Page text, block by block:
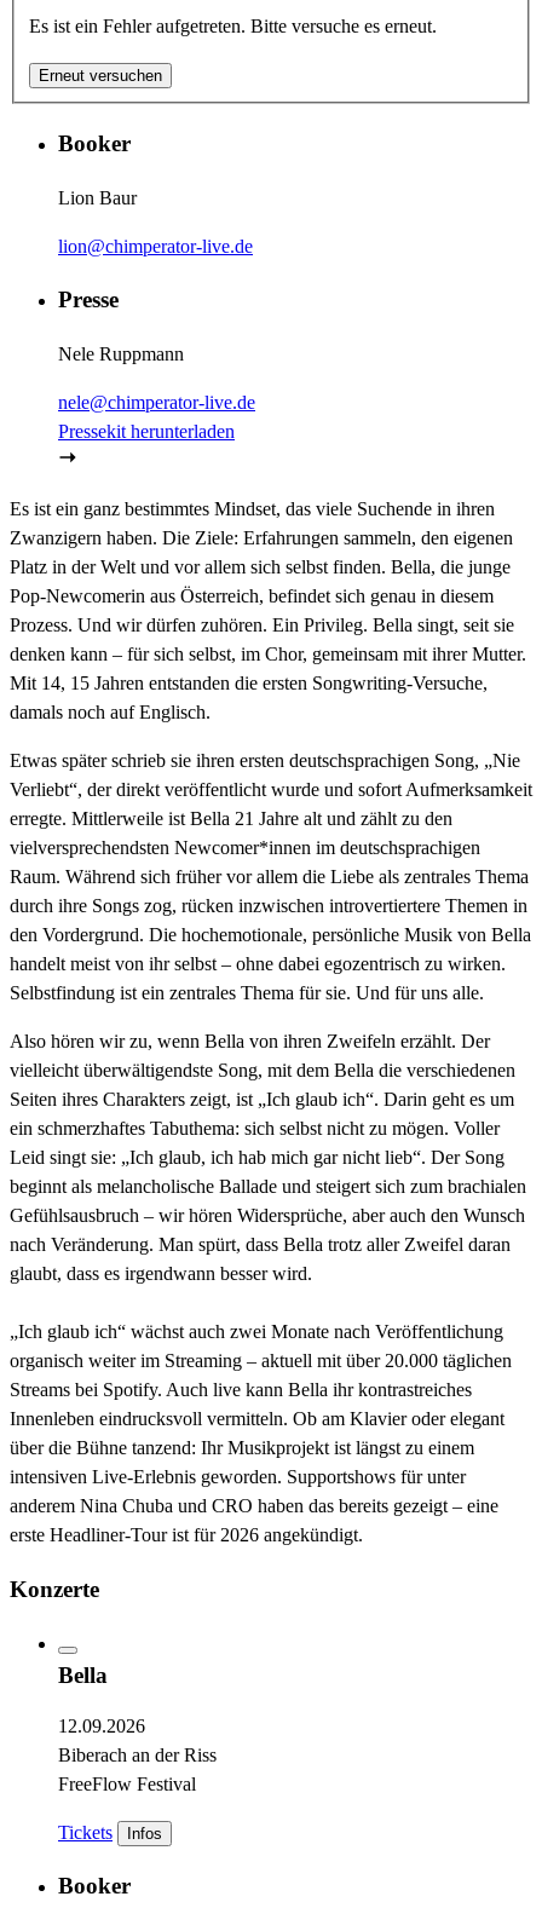
Es ist ein Fehler aufgetreten. Bitte versuche es erneut.
Erneut versuchen
Booker
Lion Baur
lion@chimperator-live.de
Presse
Nele Ruppmann
nele@chimperator-live.de
Pressekit herunterladen
Es ist ein ganz bestimmtes Mindset, das viele Suchende in ihren
Zwanzigern haben. Die Ziele: Erfahrungen sammeln, den eigenen
Platz in der Welt und vor allem sich selbst finden. Bella, die junge
Pop-Newcomerin aus Österreich, befindet sich genau in diesem
Prozess. Und wir dürfen zuhören. Ein Privileg. Bella singt, seit sie
denken kann – für sich selbst, im Chor, gemeinsam mit ihrer Mutter.
Mit 14, 15 Jahren entstanden die ersten Songwriting-Versuche,
damals noch auf Englisch.
Etwas später schrieb sie ihren ersten deutschsprachigen Song, „Nie
Verliebt“, der direkt veröffentlicht wurde und sofort Aufmerksamkeit
erregte. Mittlerweile ist Bella 21 Jahre alt und zählt zu den
vielversprechendsten Newcomer*innen im deutschsprachigen
Raum. Während sich früher vor allem die Liebe als zentrales Thema
durch ihre Songs zog, rücken inzwischen introvertiertere Themen in
den Vordergrund. Die hochemotionale, persönliche Musik von Bella
handelt meist von ihr selbst – ohne dabei egozentrisch zu wirken.
Selbstfindung ist ein zentrales Thema für sie. Und für uns alle.
Also hören wir zu, wenn Bella von ihren Zweifeln erzählt. Der
vielleicht überwältigendste Song, mit dem Bella die verschiedenen
Seiten ihres Charakters zeigt, ist „Ich glaub ich“. Darin geht es um
ein schmerzhaftes Tabuthema: sich selbst nicht zu mögen. Voller
Leid singt sie: „Ich glaub, ich hab mich gar nicht lieb“. Der Song
beginnt als melancholische Ballade und steigert sich zum brachialen
Gefühlsausbruch – wir hören Widersprüche, aber auch den Wunsch
nach Veränderung. Man spürt, dass Bella trotz aller Zweifel daran
glaubt, dass es irgendwann besser wird.
„Ich glaub ich“ wächst auch zwei Monate nach Veröffentlichung
organisch weiter im Streaming – aktuell mit über 20.000 täglichen
Streams bei Spotify. Auch live kann Bella ihr kontrastreiches
Innenleben eindrucksvoll vermitteln. Ob am Klavier oder elegant
über die Bühne tanzend: Ihr Musikprojekt ist längst zu einem
intensiven Live-Erlebnis geworden. Supportshows für unter
anderem Nina Chuba und CRO haben das bereits gezeigt – eine
erste Headliner-Tour ist für 2026 angekündigt.
Konzerte
Bella
12.09.2026
Biberach an der Riss
FreeFlow Festival
Tickets Infos
Booker